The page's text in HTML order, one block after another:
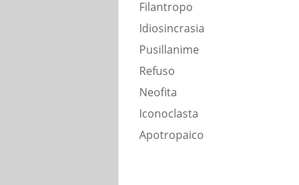
Filantropo
Idiosincrasia
Pusillanime
Refuso
Neofita
Iconoclasta
Apotropaico